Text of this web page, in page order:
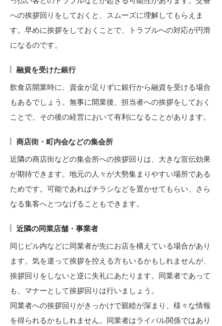
への挨拶回りをしておくと、スムーズに理解してもらえま
す。早めに挨拶をしておくことで、トラブルへの対応が円滑
になるのです。
融資を受けた銀行
飲食店開業時に、資金が足りずに銀行から融資を受ける場合
もあるでしょう。無事に開業後、担当者への挨拶をしておく
ことで、その後の経営において有利になることがあります。
商店街・町内会などの集会所
近隣の商店街などの集会所への挨拶回りは、大きな宣伝効果
が期待できます。地元の人々が大勢集まりやすい場所である
ためです。可能であればチラシなどを置かせてもらい、さら
なる集客へとつなげることもできます。
近隣の同業店舗・事業者
同じビル内などに同業者が先にお店を構えている場合があり
ます。気を遣って挨拶を控える方もいるかもしれませんが、
挨拶回りをしないと逆に失礼にあたります。同業者であって
も、マナーとして挨拶回りは行いましょう。
同業者への挨拶回りがきっかけで親睦が深まり、様々な情報
を得られるかもしれません。同業者はライバル関係ではあり